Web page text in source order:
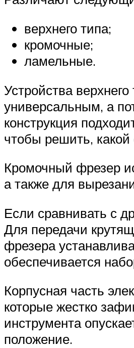
верхнего типа;
кромочные;
ламельные.
Устройства
универсальным, а
конструкция
чтобы решить,
Кромочный фрезер
а также для
Если сравнивать с
Для передачи
фрезера
обеспечивается
Корпусная часть
которые жестко
инструмента
положение.